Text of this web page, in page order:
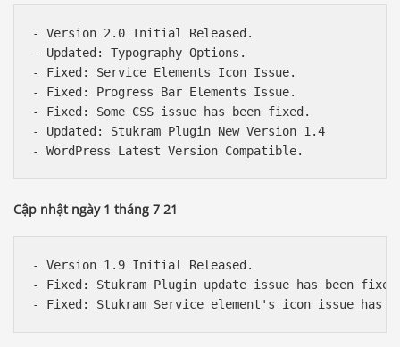
- Version 2.0 Initial Released.
- Updated: Typography Options.
- Fixed: Service Elements Icon Issue.
- Fixed: Progress Bar Elements Issue.
- Fixed: Some CSS issue has been fixed.
- Updated: Stukram Plugin New Version 1.4
Cập nhật ngày 1 tháng 7 21
- Version 1.9 Initial Released.
- Fixed: Stukram Plugin update issue has been